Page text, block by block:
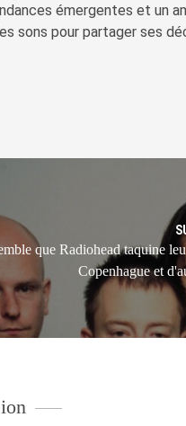
émergentes et un
sons pour partager ses
que Radiohead taquine
Copenhague et